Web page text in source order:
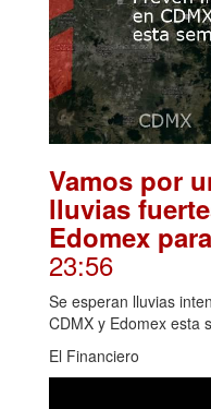
Vamos por
lluvias
Edomex
23:56
Se esperan lluvias
CDMX y Edomex esta
El Financiero